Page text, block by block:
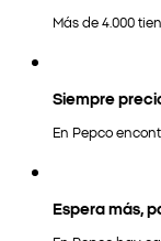
Más de 4.000
Siempre
En Pepco
Espera más,